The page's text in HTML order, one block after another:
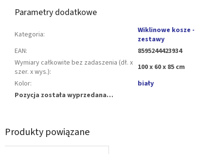
Produkty powiązane
Parametry dodatkowe
Kategoria:
Wiklinowe kosze -
zestawy
EAN:
8595244423934
Wymiary całkowite bez zadaszenia (dł. x
szer. x wys.):
100 x 60 x 85 cm
Kolor:
biały
Pozycja została wyprzedana…